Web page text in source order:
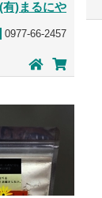
(有)まるにや
0977-66-2457